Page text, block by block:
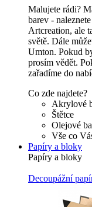
Malujete rádi?
barev -
Artcreation, ale
světě. Dále
Umton. Pokud
prosím vědět.
zařadíme do
Co zde najdete?
Akrylové
Štětce
Olejové
Vše co
Papíry a bloky
Papíry a bloky
Decoupážní